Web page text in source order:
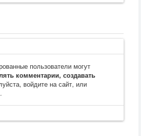
пользователи могут
комментарии, создавать
войдите на сайт, или